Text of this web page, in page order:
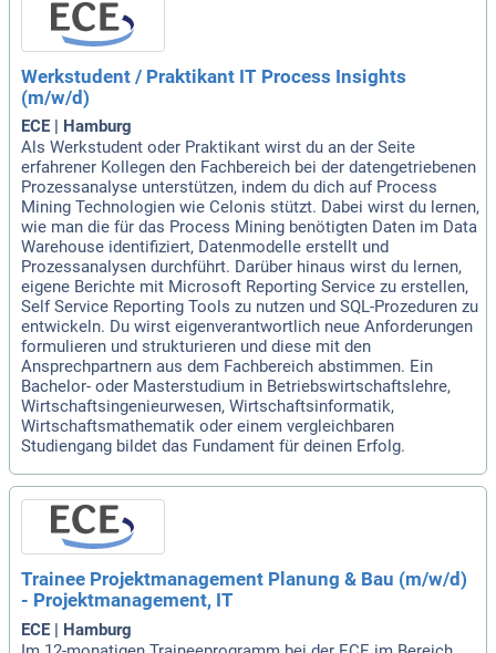
Werkstudent / Praktikant IT Process Insights
(m/w/d)
ECE | Hamburg
Als Werkstudent oder Praktikant wirst du an der Seite
erfahrener Kollegen den Fachbereich bei der datengetriebenen
Prozessanalyse unterstützen, indem du dich auf Process
Mining Technologien wie Celonis stützt. Dabei wirst du lernen,
wie man die für das Process Mining benötigten Daten im Data
Warehouse identifiziert, Datenmodelle erstellt und
Prozessanalysen durchführt. Darüber hinaus wirst du lernen,
eigene Berichte mit Microsoft Reporting Service zu erstellen,
Self Service Reporting Tools zu nutzen und SQL-Prozeduren zu
entwickeln. Du wirst eigenverantwortlich neue Anforderungen
formulieren und strukturieren und diese mit den
Ansprechpartnern aus dem Fachbereich abstimmen. Ein
Bachelor- oder Masterstudium in Betriebswirtschaftslehre,
Wirtschaftsingenieurwesen, Wirtschaftsinformatik,
Wirtschaftsmathematik oder einem vergleichbaren
Studiengang bildet das Fundament für deinen Erfolg.
Trainee Projektmanagement Planung & Bau (m/w/d)
- Projektmanagement, IT
ECE | Hamburg